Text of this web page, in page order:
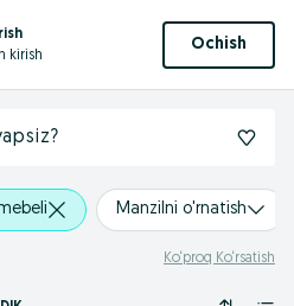
kirish
Ochish
Manzilni o'rnatish
Ko‘proq Ko‘rsatish